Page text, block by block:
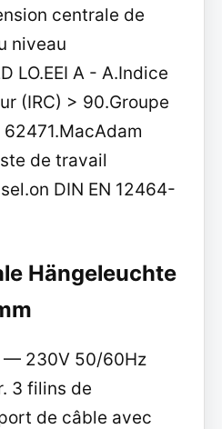
centrale de
niveau
LO.EEI A - A.Indice
(IRC) > 90.Groupe
62471.MacAdam
de travail
DIN EN 12464-
Hängeleuchte
— 230V 50/60Hz
3 filins de
de câble avec